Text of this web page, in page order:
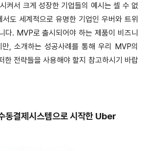
켜서 크게 성장한 기업들의 예시는 셀 수 없
도 세계적으로 유명한 기업인 우버와 트위
다. MVP로 출시되어야 하는 제품이 비즈니
, 소개하는 성공사례를 통해 우리 MVP의
한 전략들을 사용해야 할지 참고하시기 바랍
동결제시스템으로 시작한 Uber